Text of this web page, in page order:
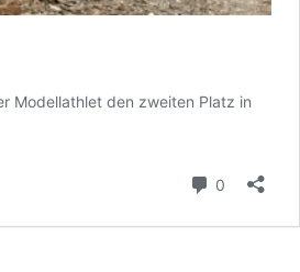
Modellathlet den zweiten Platz in
0